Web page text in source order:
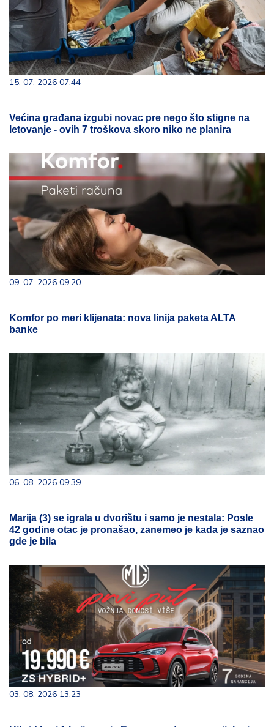
15. 07. 2026 07:44
Većina građana izgubi novac pre nego što stigne na
letovanje - ovih 7 troškova skoro niko ne planira
09. 07. 2026 09:20
Komfor po meri klijenata: nova linija paketa ALTA
banke
06. 08. 2026 09:39
Marija (3) se igrala u dvorištu i samo je nestala: Posle
42 godine otac je pronašao, zanemeo je kada je saznao
gde je bila
03. 08. 2026 13:23